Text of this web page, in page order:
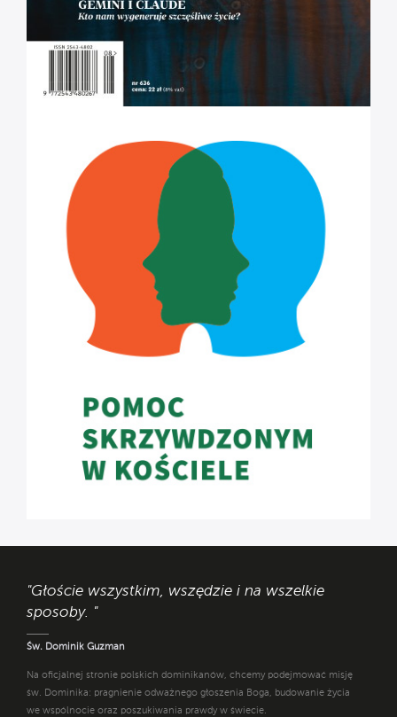
"Głoście wszystkim, wszędzie i na wszelkie
sposoby. "
Św. Dominik Guzman
Na oficjalnej stronie polskich dominikanów, chcemy podejmować misję
św. Dominika: pragnienie odważnego głoszenia Boga, budowanie życia
we wspólnocie oraz poszukiwania prawdy w świecie.